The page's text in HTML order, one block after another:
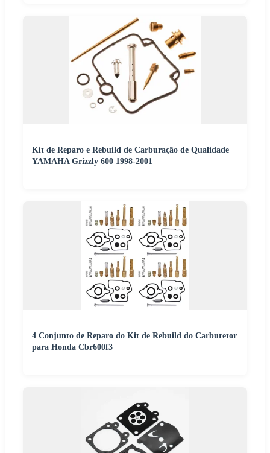
Kit de Reparo e Rebuild de Carburação de Qualidade
YAMAHA Grizzly 600 1998-2001
4 Conjunto de Reparo do Kit de Rebuild do Carburetor
para Honda Cbr600f3